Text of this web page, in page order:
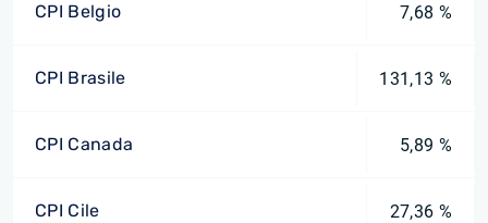
CPI Belgio 7,68 %
CPI Brasile 131,13 %
CPI Canada 5,89 %
CPI Cile 27,36 %